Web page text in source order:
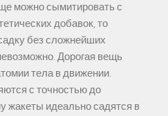
можно сымитировать с
добавок, то
без сложнейших
Дорогая вещь
тела в движении.
с точностью до
жакеты идеально садятся в